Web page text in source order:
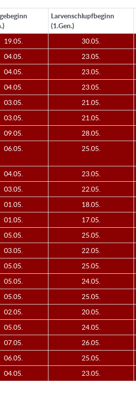
Larvenschlupfbeginn
(1.Gen.)
19.05. 30.05.
04.05. 23.05.
04.05. 23.05.
04.05. 23.05.
03.05. 21.05.
03.05. 21.05.
09.05. 28.05.
06.05. 25.05.
04.05. 23.05.
03.05. 22.05.
01.05. 18.05.
01.05. 17.05.
05.05. 25.05.
03.05. 22.05.
05.05. 25.05.
05.05. 24.05.
05.05. 25.05.
02.05. 20.05.
05.05. 24.05.
07.05. 26.05.
06.05. 25.05.
04.05. 23.05.